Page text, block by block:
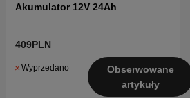
Akumulator 12V 24Ah
409PLN
Wyprzedano
Obserwowane
artykuły